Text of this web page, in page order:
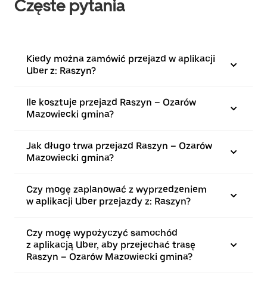
Częste pytania
Kiedy można zamówić przejazd w aplikacji
Uber z: Raszyn?
Ile kosztuje przejazd Raszyn – Ozarów
Mazowiecki gmina?
Jak długo trwa przejazd Raszyn – Ozarów
Mazowiecki gmina?
Czy mogę zaplanować z wyprzedzeniem
w aplikacji Uber przejazdy z: Raszyn?
Czy mogę wypożyczyć samochód
z aplikacją Uber, aby przejechać trasę
Raszyn – Ozarów Mazowiecki gmina?